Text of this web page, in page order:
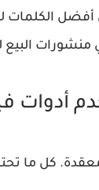
الكلمات
البيع
أدوات
معقدة. كل ما